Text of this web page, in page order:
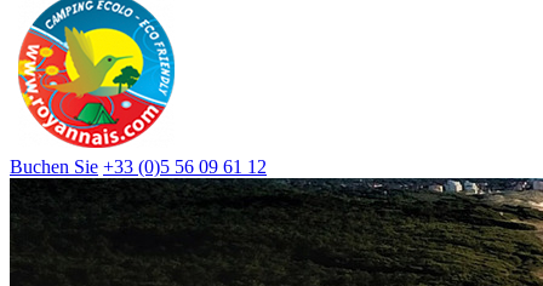
Buchen Sie +33 (0)5 56 09 61 12